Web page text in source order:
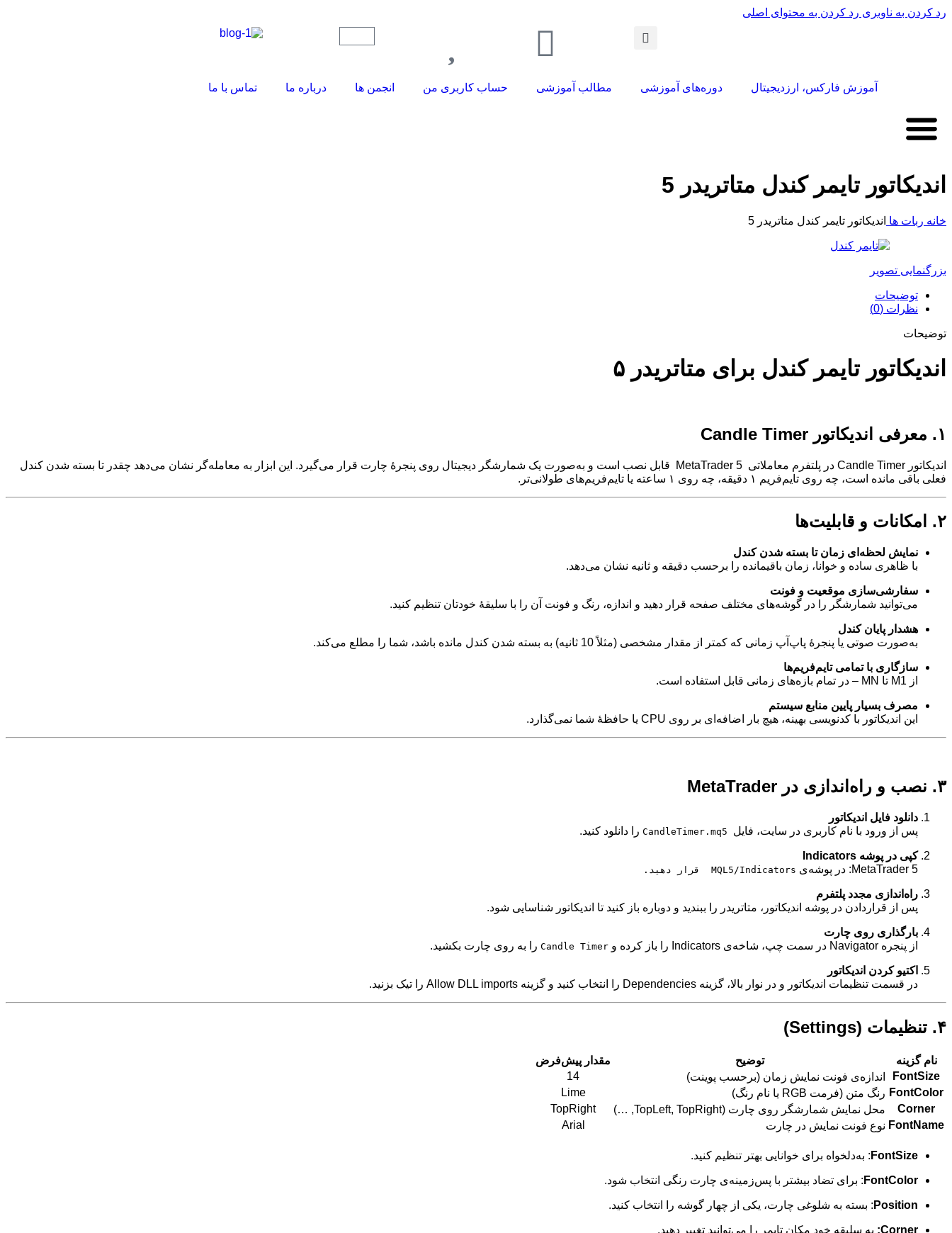
رد کردن به ناوبری رد کردن به محتوای اصلی
آموزش فارکس، ارزدیجیتال دوره‌های آموزشی مطالب آموزشی حساب کاربری من انجمن ها درباره ما تماس با ما
اندیکاتور تایمر کندل متاتریدر 5
خانه ربات ها اندیکاتور تایمر کندل متاتریدر 5
بزرگنمایی تصویر
توضیحات
نظرات (0)
توضیحات
اندیکاتور تایمر کندل برای متاتریدر ۵
۱. معرفی اندیکاتور Candle Timer
اندیکاتور Candle Timer در پلتفرم‌ معاملاتی MetaTrader 5 قابل نصب است و به‌صورت یک شمارشگر دیجیتال روی پنجرهٔ چارت قرار می‌گیرد. این ابزار به معامله‌گر نشان می‌دهد چقدر تا بسته شدن کندل
فعلی باقی مانده است، چه روی تایم‌فریم ۱ دقیقه، چه روی ۱ ساعته یا تایم‌فریم‌های طولانی‌تر.
۲. امکانات و قابلیت‌ها
نمایش لحظه‌ای زمان تا بسته شدن کندل
با ظاهری ساده و خوانا، زمان باقیمانده را برحسب دقیقه و ثانیه نشان می‌دهد.
سفارشی‌سازی موقعیت و فونت
می‌توانید شمارشگر را در گوشه‌های مختلف صفحه قرار دهید و اندازه، رنگ و فونت آن را با سلیقهٔ خودتان تنظیم کنید.
هشدار پایان کندل
به‌صورت صوتی یا پنجرهٔ پاپ‌آپ زمانی که کمتر از مقدار مشخصی (مثلاً 10 ثانیه) به بسته شدن کندل مانده باشد، شما را مطلع می‌کند.
سازگاری با تمامی تایم‌فریم‌ها
از M1 تا MN – در تمام بازه‌های زمانی قابل استفاده است.
مصرف بسیار پایین منابع سیستم
این اندیکاتور با کدنویسی بهینه، هیچ بار اضافه‌ای بر روی CPU یا حافظهٔ شما نمی‌گذارد.
۳. نصب و راه‌اندازی در MetaTrader
دانلود فایل اندیکاتور
پس از ورود با نام کاربری در سایت، فایل
CandleTimer.mq5 را دانلود کنید.
کپی در پوشه Indicators
MetaTrader 5: در پوشه‌ی
MQL5/Indicators قرار دهید.
راه‌اندازی مجدد پلتفرم
پس از قرار‌دادن در پوشه اندیکاتور، متاتریدر را ببندید و دوباره باز کنید تا اندیکاتور شناسایی شود.
بارگذاری روی چارت
از پنجره Navigator در سمت چپ، شاخه‌ی Indicators را باز کرده و
Candle Timer را به روی چارت بکشید.
اکتیو کردن اندیکاتور
در قسمت تنظیمات اندیکاتور و در نوار بالا، گزینه Dependencies را انتخاب کنید و گزینه Allow DLL imports را تیک بزنید.
۴. تنظیمات (Settings)
نام گزینه توضیح
مقدار پیش‌فرض
FontSize
اندازه‌ی فونت نمایش زمان (برحسب پوینت)
14
FontColor رنگ متن (فرمت RGB یا نام رنگ)
Lime
Corner
محل نمایش شمارشگر روی چارت (TopLeft, TopRight, …)
TopRight
FontName نوع فونت نمایش در چارت Arial
FontSize : به‌دلخواه برای خوانایی بهتر تنظیم کنید.
FontColor : برای تضاد بیشتر با پس‌زمینه‌ی چارت رنگی انتخاب شود.
Position : بسته به شلوغی چارت، یکی از چهار گوشه را انتخاب کنید.
Corner: به سلیقه خود مکان تایمر را می‌توانید تغییر دهید.